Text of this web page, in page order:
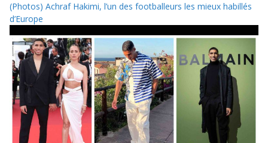
(Photos) Achraf Hakimi, l’un des footballeurs les mieux habillés
d’Europe